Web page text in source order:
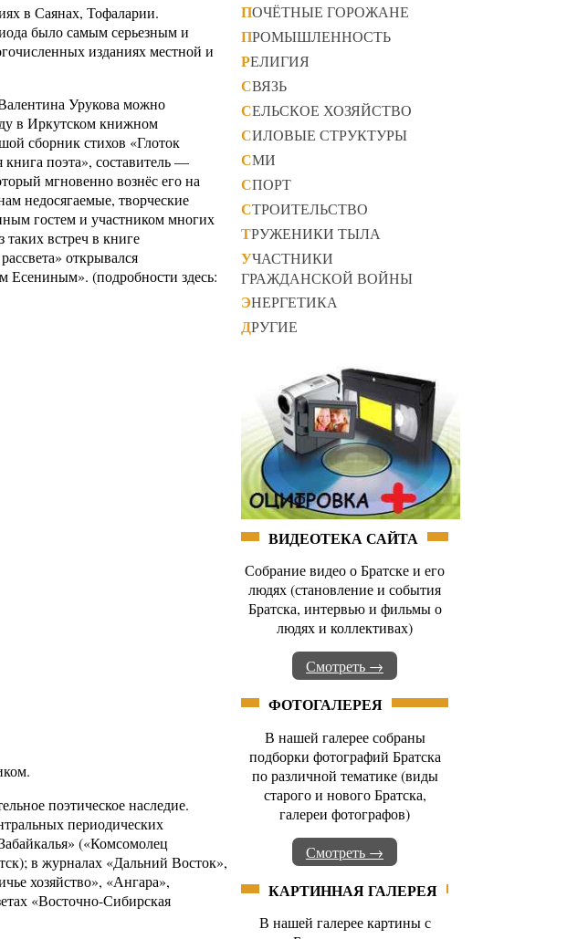
в Саянах, Тофаларии.
было самым серьезным и
изданиях местной и
Урукова можно
в Иркутском книжном
сборник стихов «Глоток
книга поэта», составитель —
мгновенно вознёс его на
недосягаемые, творческие
гостем и участником многих
встреч в книге
открывался
Есениным». (подробности здесь:
поэтическое наследие.
периодических
(«Комсомолец
в журналах «Дальний Восток»,
хозяйство», «Ангара»,
«Восточно-Сибирская
ПОЧЁТНЫЕ ГОРОЖАНЕ
ПРОМЫШЛЕННОСТЬ
РЕЛИГИЯ
СВЯЗЬ
СЕЛЬСКОЕ ХОЗЯЙСТВО
СИЛОВЫЕ СТРУКТУРЫ
СМИ
СПОРТ
СТРОИТЕЛЬСТВО
ТРУЖЕНИКИ ТЫЛА
УЧАСТНИКИ
ГРАЖДАНСКОЙ ВОЙНЫ
ЭНЕРГЕТИКА
ДРУГИЕ
ВИДЕОТЕКА САЙТА
Собрание видео о Братске и его
людях (становление и события
Братска, интервью и фильмы о
людях и коллективах)
Смотреть →
ФОТОГАЛЕРЕЯ
В нашей галерее собраны
подборки фотографий Братска
по различной тематике (виды
старого и нового Братска,
галереи фотографов)
Смотреть →
КАРТИННАЯ ГАЛЕРЕЯ
В нашей галерее картины с